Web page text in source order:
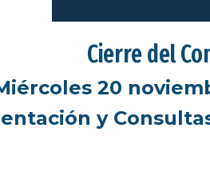
Cierre del
20
y